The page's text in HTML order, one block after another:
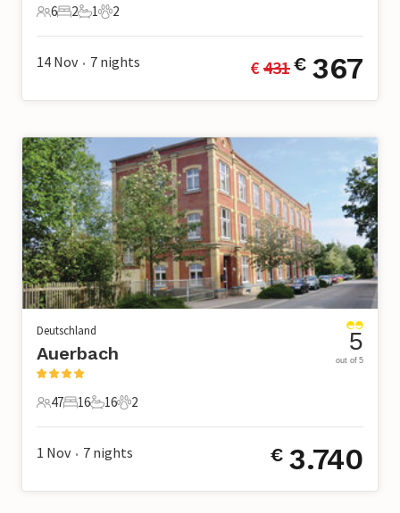
6 Gäste
6
2 Schlafzimmer
2
1 Badezimmer
1
2 Haustiere
2
14 Nov • 7 nights € 431€ 367
Deutschland
Auerbach
47 Gäste
47
16 Schlafzimmer
16
16 Badezimmer
16
2 Haustiere
2
5
out of 5
1 Nov • 7 nights € 3.740